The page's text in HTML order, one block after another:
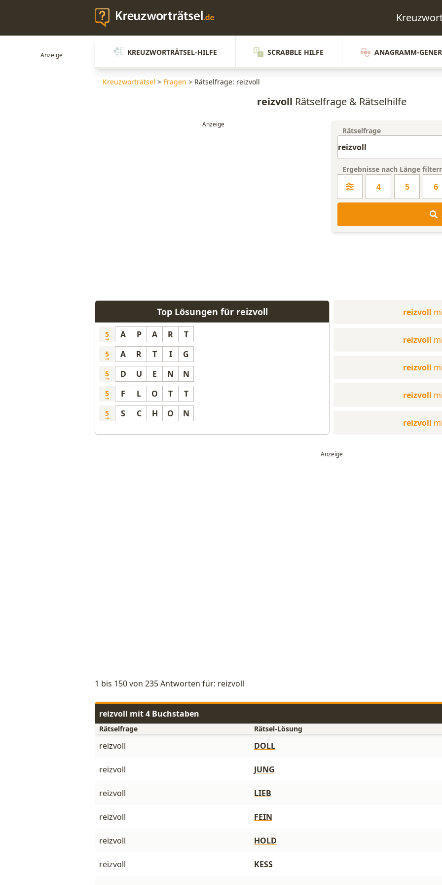
KREUZWORTRÄTSEL-HILFE SCRABBLE HILFE ANAGRAMM-
Kreuzworträtsel > Fragen > Rätselfrage: reizvoll
reizvoll Rätselfrage & Rätselhilfe
Rätselfrage
Ergebnisse nach Länge
4 5 6
Top Lösungen für reizvoll
5 A P A R T
5 A R T I G
5 D U E N N
5 F L O T T
5 S C H O N
reizvoll
reizvoll
reizvoll
reizvoll
reizvoll
1 bis 150 von 235 Antworten für: reizvoll
reizvoll mit 4 Buchstaben
Rätselfrage Rätsel-Lösung
reizvoll DOLL
reizvoll JUNG
reizvoll LIEB
reizvoll FEIN
reizvoll HOLD
reizvoll KESS